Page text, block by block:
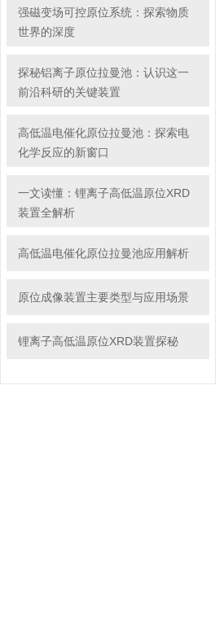
强磁变场可控原位系统：探索物质
世界的深度
探秘铝离子原位拉曼池：认识这一
前沿科研的关键装置
高低温电催化原位拉曼池：探索电
化学反应的新窗口
一文读懂：锂离子高低温原位XRD
装置全解析
高低温电催化原位拉曼池应用解析
原位成像装置主要类型与应用场景
锂离子高低温原位XRD装置探秘